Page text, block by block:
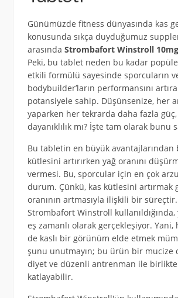
Günümüzde fitness dünyasında kas
konusunda sıkça duyduğumuz
arasında Strombafort Winstroll 10mg
Peki, bu tablet neden bu kadar
etkili formülü sayesinde sporcuların
bodybuilder’ların performansını
potansiyele sahip. Düşünsenize, her
yaparken her tekrarda daha fazla
dayanıklılık mı? İşte tam olarak bunu
Bu tabletin en büyük avantajlarından
kütlesini artırırken yağ oranını
vermesi. Bu, sporcular için en çok
durum. Çünkü, kas kütlesini artırmak
oranının artmasıyla ilişkili bir
Strombafort Winstroll kullanıldığında,
eş zamanlı olarak gerçekleşiyor. Yani,
de kaslı bir görünüm elde etmek
şunu unutmayın; bu ürün bir mucize
diyet ve düzenli antrenman ile
katlayabilir.